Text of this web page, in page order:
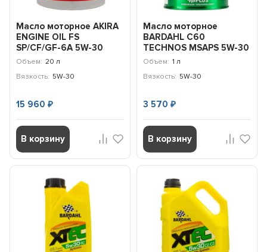
Масло моторное AKIRA
ENGINE OIL FS
SP/CF/GF-6A 5W-30
(20л) A00032239-020
Объем: 20 л
Вязкость: 5W-30
15 960₽
В корзину
Масло моторное
BARDAHL С60
TECHNOS MSAPS 5W-30
(1л) 342039
Объем: 1 л
Вязкость: 5W-30
3 570 ₽
В корзину